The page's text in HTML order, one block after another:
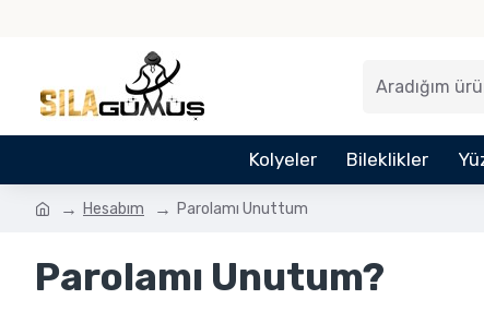
Kolyeler Bileklikler
Hesabım Parolamı Unuttum
Parolamı Unutum?